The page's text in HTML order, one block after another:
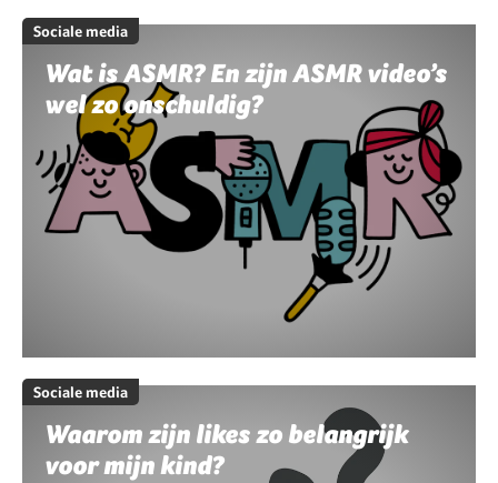
Sociale media
Wat is ASMR? En zijn ASMR video’s
wel zo onschuldig?
Sociale media
Waarom zijn likes zo belangrijk
voor mijn kind?